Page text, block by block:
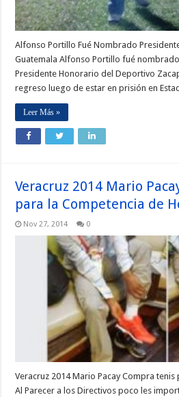
Alfonso Portillo Fué Nombrado
Guatemala Alfonso Portillo fué
Presidente Honorario del Deportivo
regreso luego de estar en prisión en
Leer Más »
Veracruz 2014 Mario
para la Competencia de
Nov 27, 2014 0
Veracruz 2014 Mario Pacay Compra
Al Parecer a los Directivos poco les